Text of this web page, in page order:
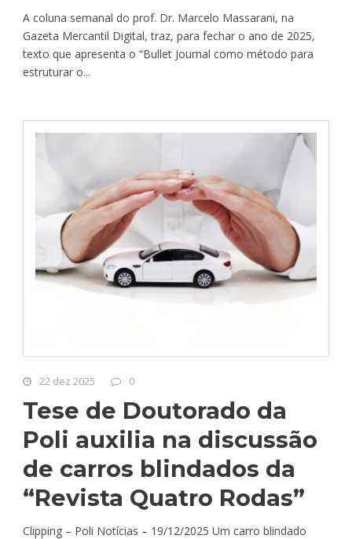
A coluna semanal do prof. Dr. Marcelo Massarani, na
Gazeta Mercantil Digital, traz, para fechar o ano de 2025,
texto que apresenta o “Bullet Journal como método para
estruturar o...
22 dez 2025 0
Tese de Doutorado da
Poli auxilia na discussão
de carros blindados da
“Revista Quatro Rodas”
Clipping – Poli Notícias – 19/12/2025 Um carro blindado